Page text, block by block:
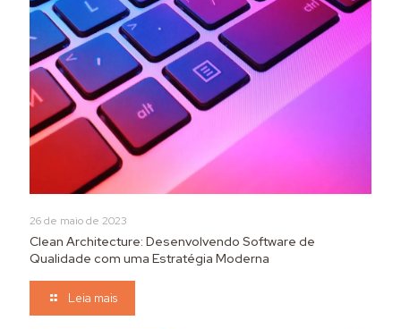
26 de maio de 2023
Clean Architecture: Desenvolvendo Software de
Qualidade com uma Estratégia Moderna
Leia mais